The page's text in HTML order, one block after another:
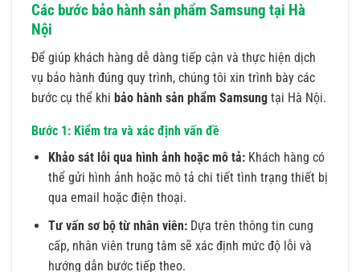
Các bước bảo hành sản phẩm Samsung tại Hà
Nội
Để giúp khách hàng dễ dàng tiếp cận và thực hiện dịch
vụ bảo hành đúng quy trình, chúng tôi xin trình bày các
bước cụ thể khi bảo hành sản phẩm Samsung tại Hà Nội.
Bước 1: Kiểm tra và xác định vấn đề
Khảo sát lỗi qua hình ảnh hoặc mô tả:Khách hàng có
thể gửi hình ảnh hoặc mô tả chi tiết tình trạng thiết bị
qua email hoặc điện thoại.
Tư vấn sơ bộ từ nhân viên:Dựa trên thông tin cung
cấp, nhân viên trung tâm sẽ xác định mức độ lỗi và
hướng dẫn bước tiếp theo.